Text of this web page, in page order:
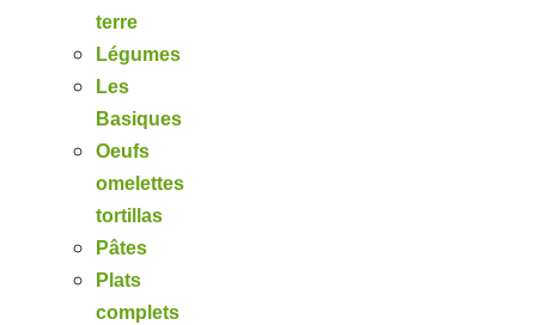
terre
Légumes
Les
Basiques
Oeufs
omelettes
tortillas
Pâtes
Plats
complets